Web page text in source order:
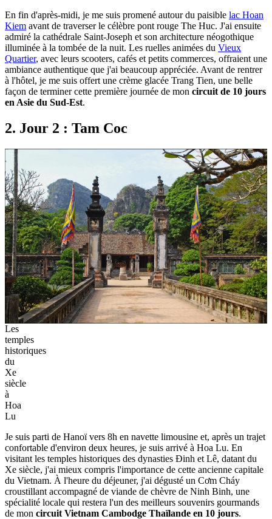
En fin d'après-midi, je me suis promené autour du paisible lac Hoan
Kiem avant de traverser le célèbre pont rouge The Huc. J'ai ensuite
admiré la cathédrale Saint-Joseph et son architecture néogothique
illuminée à la tombée de la nuit. Les ruelles animées du Vieux
Quartier, avec leurs scooters, cafés et petits commerces, offraient une
ambiance authentique que j'ai beaucoup appréciée. Avant de rentrer
à l'hôtel, je me suis offert une crème glacée Trang Tien, une belle
façon de terminer cette première journée de mon circuit de 10 jours
en Asie du Sud-Est.
2. Jour 2 : Tam Coc
Les
temples
historiques
du
Xe
siècle
à
Hoa
Lu
Je suis parti de Hanoï vers 8h en navette limousine et, après un trajet
confortable d'environ deux heures, je suis arrivé à Hoa Lu. En
visitant les temples historiques des dynasties Đinh et Lê, datant du
Xe siècle, j'ai mieux compris l'importance de cette ancienne capitale
du Vietnam. À l'heure du déjeuner, j'ai dégusté un Cơm Cháy
croustillant accompagné de viande de chèvre de Ninh Binh, une
spécialité locale qui restera l'un des meilleurs souvenirs gourmands
de mon circuit Vietnam Cambodge Thaïlande en 10 jours.